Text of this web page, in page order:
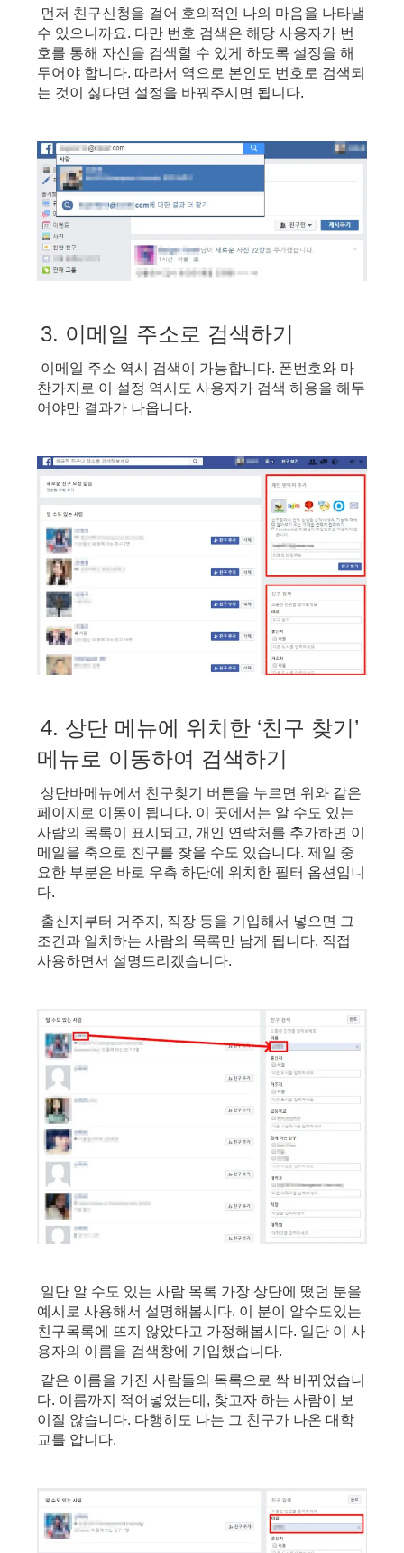
먼저 친구신청을 걸어 호의적인 나의 마음을 나타낼
수 있으니까요. 다만 번호 검색은 해당 사용자가 번
호를 통해 자신을 검색할 수 있게 하도록 설정을 해
두어야 합니다. 따라서 역으로 본인도 번호로 검색되
는 것이 싫다면 설정을 바꿔주시면 됩니다.
3. 이메일 주소로 검색하기
이메일 주소 역시 검색이 가능합니다. 폰번호와 마
찬가지로 이 설정 역시도 사용자가 검색 허용을 해두
어야만 결과가 나옵니다.
4. 상단 메뉴에 위치한 ‘친구 찾기’
메뉴로 이동하여 검색하기
상단바메뉴에서 친구찾기 버튼을 누르면 위와 같은
페이지로 이동이 됩니다. 이 곳에서는 알 수도 있는
사람의 목록이 표시되고, 개인 연락처를 추가하면 이
메일을 축으로 친구를 찾을 수도 있습니다. 제일 중
요한 부분은 바로 우측 하단에 위치한 필터 옵션입니
다.
출신지부터 거주지, 직장 등을 기입해서 넣으면 그
조건과 일치하는 사람의 목록만 남게 됩니다. 직접
사용하면서 설명드리겠습니다.
일단 알 수도 있는 사람 목록 가장 상단에 떴던 분을
예시로 사용해서 설명해봅시다. 이 분이 알수도있는
친구목록에 뜨지 않았다고 가정해봅시다. 일단 이 사
용자의 이름을 검색창에 기입했습니다.
같은 이름을 가진 사람들의 목록으로 싹 바뀌었습니
다. 이름까지 적어넣었는데, 찾고자 하는 사람이 보
이질 않습니다. 다행히도 나는 그 친구가 나온 대학
교를 압니다.